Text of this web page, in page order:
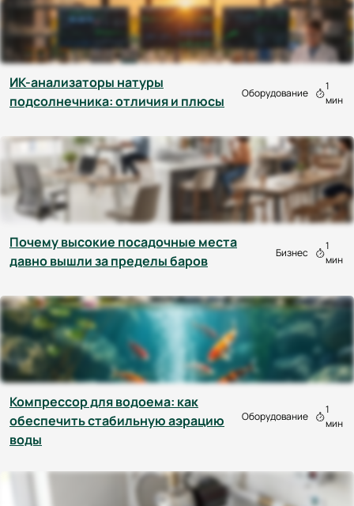
ИК-анализаторы натуры
подсолнечника: отличия и плюсы
Оборудование
1
мин
Почему высокие посадочные места
давно вышли за пределы баров
Бизнес
1
мин
Компрессор для водоема: как
обеспечить стабильную аэрацию
воды
Оборудование
1
мин